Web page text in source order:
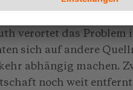
verortet das Problem
sich auf andere
abhängig machen.
noch weit